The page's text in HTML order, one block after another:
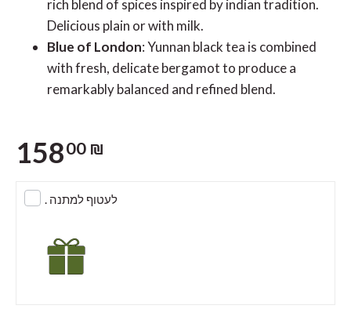
rich blend of spices inspired by indian tradition.
Delicious plain or with milk.
Blue of London: Yunnan black tea is combined
with fresh, delicate bergamot to produce a
remarkably balanced and refined blend.
15800 ₪
. לעטוף למתנה